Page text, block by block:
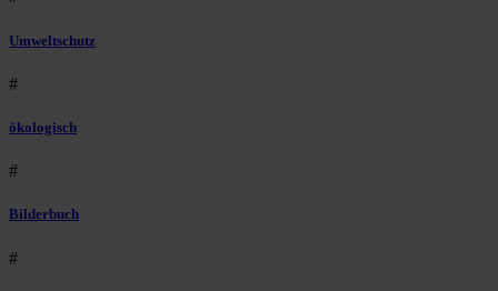
Umweltschutz
#
ökologisch
#
Bilderbuch
#